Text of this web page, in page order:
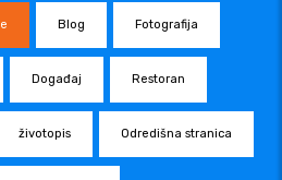
Blog Fotografija
Događaj Restoran
životopis Odredišna stranica